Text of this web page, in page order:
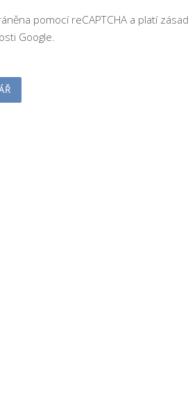
pomocí reCAPTCHA a platí
Google.